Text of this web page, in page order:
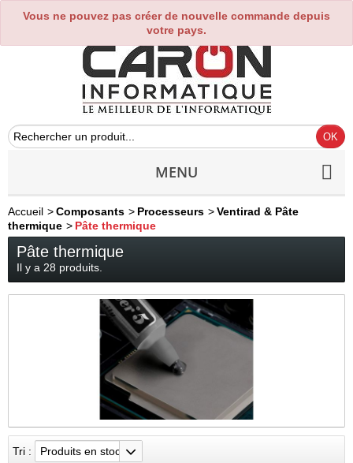
Vous ne pouvez pas créer de nouvelle commande depuis
votre pays.
0
MENU
Accueil >Composants > Processeurs >Ventirad & Pâte
thermique > Pâte thermique
Pâte thermique
Il y a 28 produits.
Tri : Produits en stock